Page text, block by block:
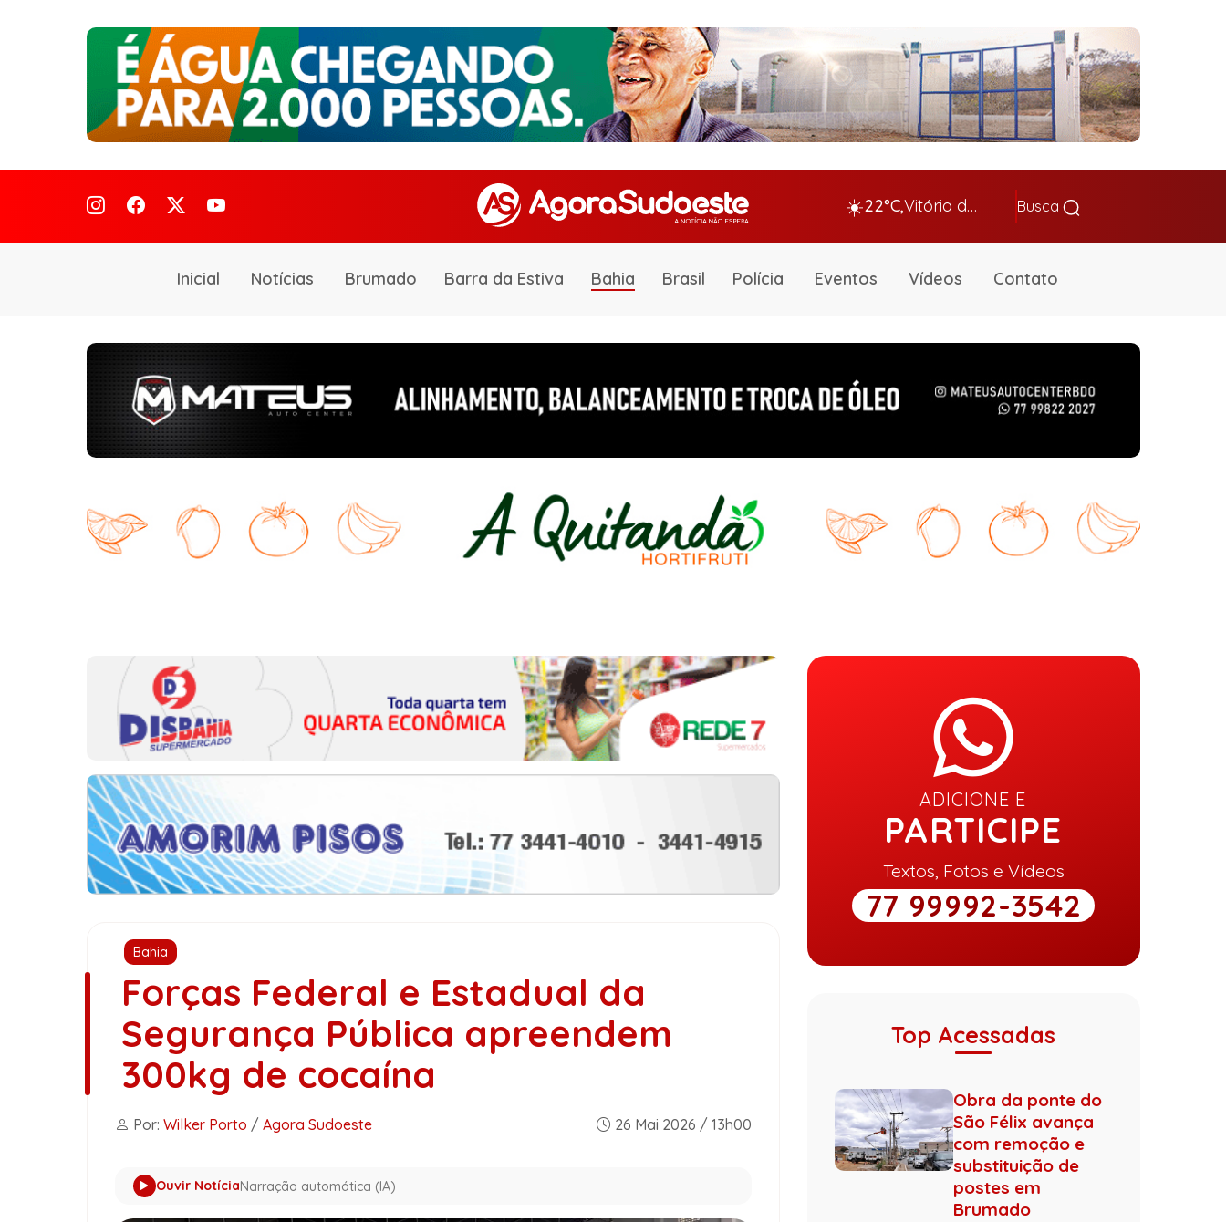
☀️22°C, Vitória da Conq… Busca
Inicial Notícias Brumado Barra da Estiva Bahia Brasil Polícia Eventos Vídeos Contato
Bahia
Forças Federal e Estadual da
Segurança Pública apreendem
300kg de cocaína
Por: Wilker Porto / Agora Sudoeste 26 Mai 2026 / 13h00
Ouvir NotíciaNarração automática (IA)
ADICIONE E
PARTICIPE
Textos, Fotos e Vídeos
77 99992-3542
Top Acessadas
Obra da ponte do
São Félix avança
com remoção e
substituição de
postes em
Brumado